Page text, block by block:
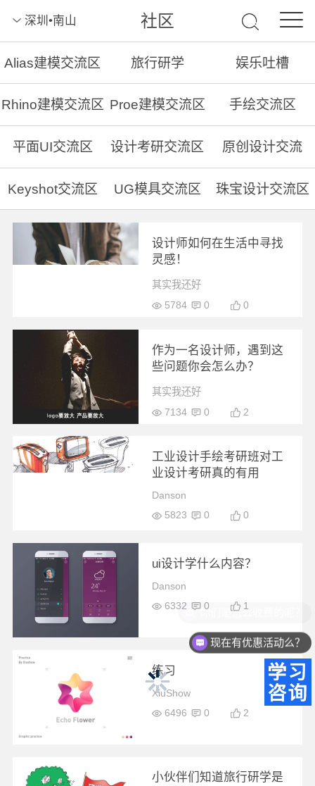
深圳•南山 社区
Alias建模交流区 旅行研学 娱乐吐槽
Rhino建模交流区 Proe建模交流区 手绘交流区
平面UI交流区 设计考研交流区 原创设计交流
Keyshot交流区 UG模具交流区 珠宝设计交流区
设计师如何在生活中寻找
灵感！
其实我还好
5784
0 0
作为一名设计师，遇到这
些问题你会怎么办？
其实我还好
7134
0 2
工业设计手绘考研班对工
业设计考研真的有用
Danson
5823
0 0
ui设计学什么内容？
Danson
6332
0 1
练习
XiuShow
6496
0 2
小伙伴们知道旅行研学是
你们是怎么收费的呢？
现在有优惠活动么？